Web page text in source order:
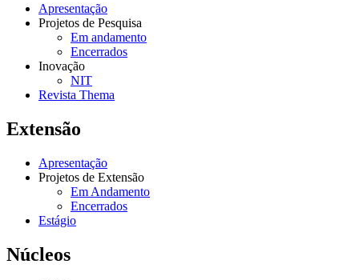
Apresentação
Projetos de Pesquisa
Em andamento
Encerrados
Inovação
NIT
Revista Thema
Extensão
Apresentação
Projetos de Extensão
Em Andamento
Encerrados
Estágio
Núcleos